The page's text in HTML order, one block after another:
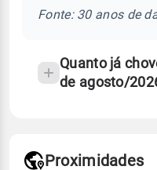
Fonte: 30 anos de
Quanto já
de agosto/
Proximidades